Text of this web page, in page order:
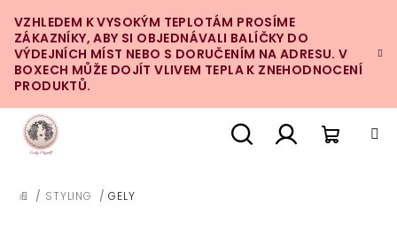
na
obsah
VZHLEDEM K VYSOKÝM TEPLOTÁM PROSÍME
ZÁKAZNÍKY, ABY SI OBJEDNÁVALI BALÍČKY DO
VÝDEJNÍCH MÍST NEBO S DORUČENÍM NA ADRESU. V
BOXECH MŮŽE DOJÍT VLIVEM TEPLA K ZNEHODNOCENÍ
PRODUKTŮ.
DOMŮ
/ STYLING / GELY